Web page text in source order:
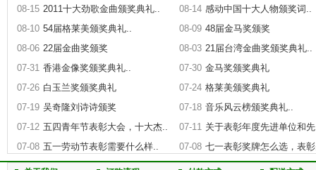
08-15 2011十大劲歌金曲颁奖典礼.. 08-14 感动中国十大人物颁奖词..
08-10 54届格莱美颁奖典礼.. 08-09 48届金马奖颁奖
08-06 22届金曲奖颁奖 08-03 21届台湾金曲奖颁奖典礼..
07-31 香港金像奖颁奖典礼.. 07-30 金马奖颁奖典礼
07-26 白玉兰奖颁奖典礼 07-24 格莱美颁奖典礼
07-19 吴奇隆刘诗诗颁奖 07-18 音乐风云榜颁奖典礼..
07-12 五四青年节表彰大会，十大杰.. 07-11 关于表彰年度先进单位和
07-08 五一劳动节表彰需要什么样.. 07-08 七一表彰奖牌怎么选，表